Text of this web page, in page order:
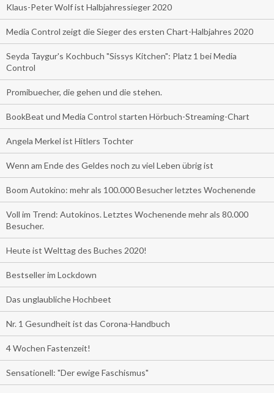
Klaus-Peter Wolf ist Halbjahressieger 2020
Media Control zeigt die Sieger des ersten Chart-Halbjahres 2020
Seyda Taygur's Kochbuch "Sissys Kitchen": Platz 1 bei Media
Control
Promibuecher, die gehen und die stehen.
BookBeat und Media Control starten Hörbuch-Streaming-Chart
Angela Merkel ist Hitlers Tochter
Wenn am Ende des Geldes noch zu viel Leben übrig ist
Boom Autokino: mehr als 100.000 Besucher letztes Wochenende
Voll im Trend: Autokinos. Letztes Wochenende mehr als 80.000
Besucher.
Heute ist Welttag des Buches 2020!
Bestseller im Lockdown
Das unglaubliche Hochbeet
Nr. 1 Gesundheit ist das Corona-Handbuch
4 Wochen Fastenzeit!
Sensationell: "Der ewige Faschismus"